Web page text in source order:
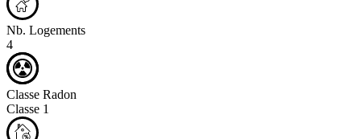
Nb. Logements
4
Classe Radon
Classe 1